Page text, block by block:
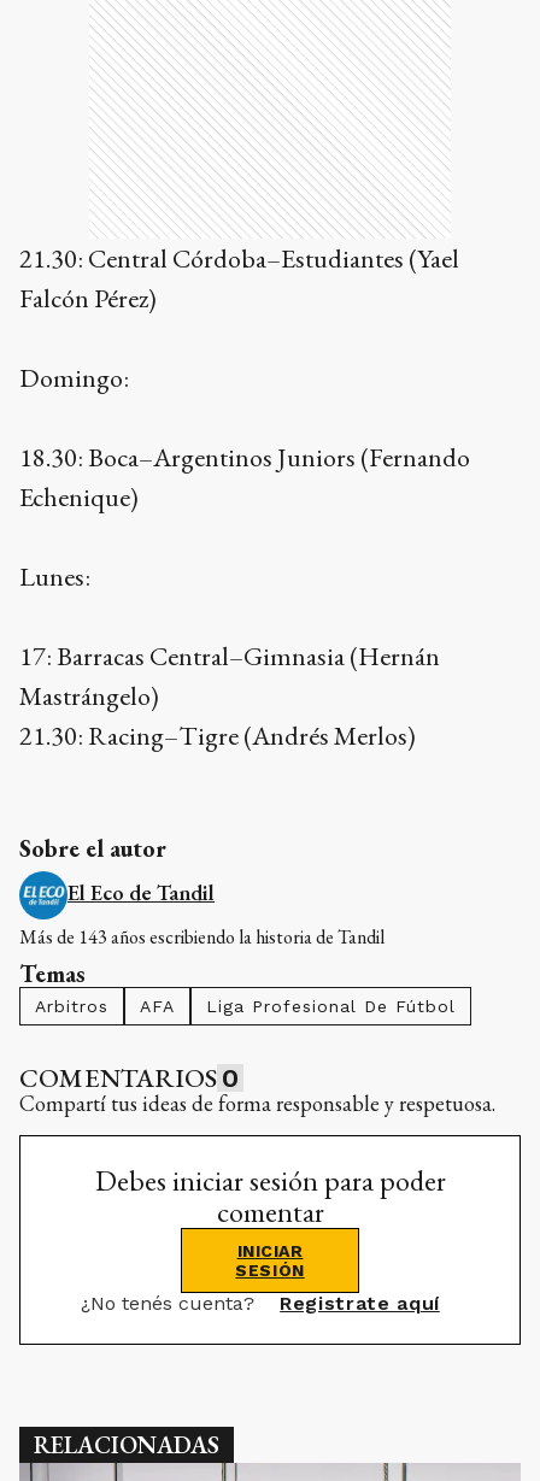
21.30: Central Córdoba–Estudiantes (Yael
Falcón Pérez)
Domingo:
18.30: Boca–Argentinos Juniors (Fernando
Echenique)
Lunes:
17: Barracas Central–Gimnasia (Hernán
Mastrángelo)
21.30: Racing–Tigre (Andrés Merlos)
Sobre el autor
El Eco de Tandil
Más de 143 años escribiendo la historia de Tandil
Temas
Arbitros AFA Liga Profesional De Fútbol
COMENTARIOS 0
Compartí tus ideas de forma responsable y respetuosa.
Debes iniciar sesión para poder
comentar
INICIAR
SESIÓN
¿No tenés cuenta? Registrate aquí
RELACIONADAS